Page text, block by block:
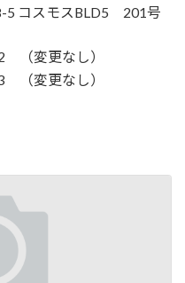
5 コスモスBLD5 201号
変更なし）
（変更なし）